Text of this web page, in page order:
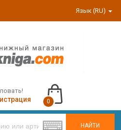
Язык (RU)
НАЙТИ
0